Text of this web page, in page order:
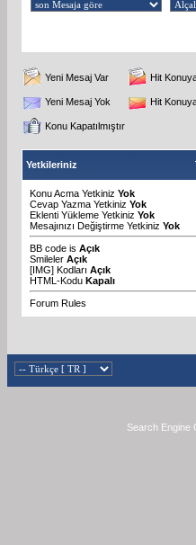
Yeni Mesaj Var Hit
Yeni Mesaj Yok Hit
Konu Kapatılmıştır
Yetkileriniz
Konu Acma Yetkiniz Yok
Cevap Yazma Yetkiniz Yok
Eklenti Yükleme Yetkiniz Yok
Mesajınızı Değiştirme Yetkiniz Yok
BB code is Açık
Smileler Açık
[IMG] Kodları Açık
HTML-Kodu Kapalı
Forum Rules
Search Engine